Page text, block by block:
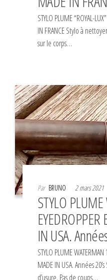
STYLO PLUME “ROYAL-
IN FRANCE Stylo à
sur le corps…
Par BRUNO 2 mars 2021
STYLO
IN USA.
STYLO PLUME
MADE IN USA. Années
d’usure. Pas de coups…